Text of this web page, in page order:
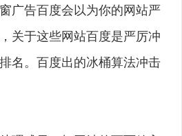
广告百度会以为你的网站严
关于这些网站百度是严厉冲
名。百度出的冰桶算法冲击